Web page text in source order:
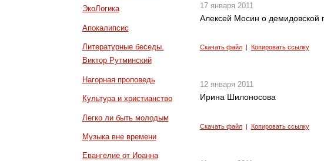
ЭкоЛогика
Апокалипсис
Литературные беседы.
Виктор Рутминский
Нагорная проповедь
Культура и христианство
Легко ли быть молодым
Музыка вне времени
Евангелие от Иоанна
17 января 2011
Алексей Мосин о демидовской
Скачать файл| Копировать ссылку
12 января 2011
Ирина Шилоносова
Скачать файл| Копировать ссылку